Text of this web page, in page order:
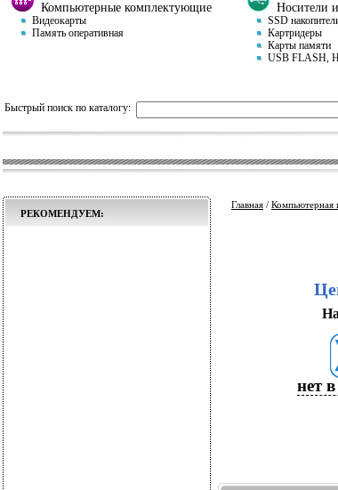
Компьютерные комплектующие
Видеокарты
Память оперативная
Носители
SSD
Картридеры
Карты памяти
USB FLASH,
Быстрый поиск по каталогу:
РЕКОМЕНДУЕМ:
Главная / Компьютерная
нет